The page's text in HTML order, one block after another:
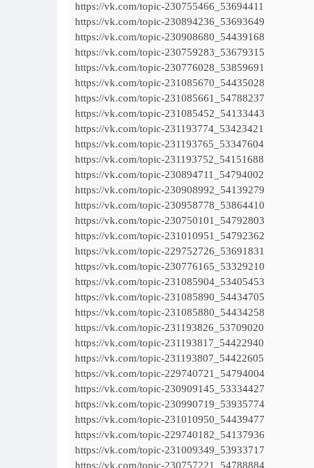
https://vk.com/topic-230755466_53694411
https://vk.com/topic-230894236_53693649
https://vk.com/topic-230908680_54439168
https://vk.com/topic-230759283_53679315
https://vk.com/topic-230776028_53859691
https://vk.com/topic-231085670_54435028
https://vk.com/topic-231085661_54788237
https://vk.com/topic-231085452_54133443
https://vk.com/topic-231193774_53423421
https://vk.com/topic-231193765_53347604
https://vk.com/topic-231193752_54151688
https://vk.com/topic-230894711_54794002
https://vk.com/topic-230908992_54139279
https://vk.com/topic-230958778_53864410
https://vk.com/topic-230750101_54792803
https://vk.com/topic-231010951_54792362
https://vk.com/topic-229752726_53691831
https://vk.com/topic-230776165_53329210
https://vk.com/topic-231085904_53405453
https://vk.com/topic-231085890_54434705
https://vk.com/topic-231085880_54434258
https://vk.com/topic-231193826_53709020
https://vk.com/topic-231193817_54422940
https://vk.com/topic-231193807_54422605
https://vk.com/topic-229740721_54794004
https://vk.com/topic-230909145_53334427
https://vk.com/topic-230990719_53935774
https://vk.com/topic-231010950_54439477
https://vk.com/topic-229740182_54137936
https://vk.com/topic-231009349_53933717
https://vk.com/topic-230757221_54788884